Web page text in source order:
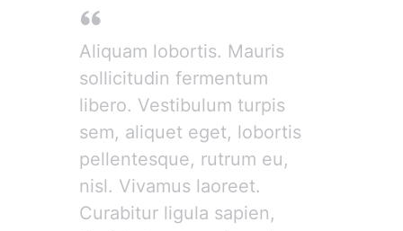
Aliquam lobortis. Mauris
sollicitudin fermentum
libero. Vestibulum turpis
sem, aliquet eget, lobortis
pellentesque, rutrum eu,
nisl. Vivamus laoreet.
Curabitur ligula sapien,